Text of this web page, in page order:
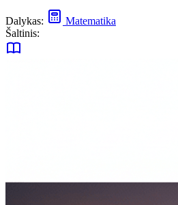
Dalykas:
Matematika
Šaltinis: